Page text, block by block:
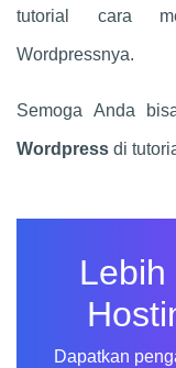
tutorial cara
Wordpressnya.
Semoga Anda
Wordpress di
Dapatkan